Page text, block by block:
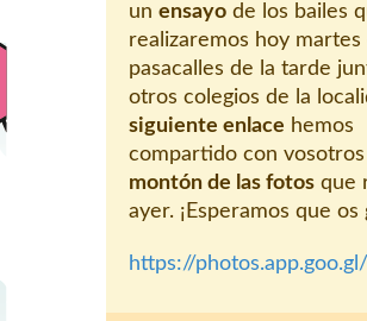
un ensayo de los bailes
realizaremos hoy martes
pasacalles de la tarde
otros colegios de la
siguiente enlace hemos
compartido con
montón de las fotos que
ayer. ¡Esperamos que os
https://